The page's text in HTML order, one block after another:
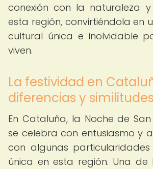
conexión con la naturaleza
esta región, convirtiéndola en
cultural única e inolvidable
viven.
La festividad en
diferencias y similitudes
En Cataluña, la Noche de
se celebra con entusiasmo y
con algunas
única en esta región. Una de